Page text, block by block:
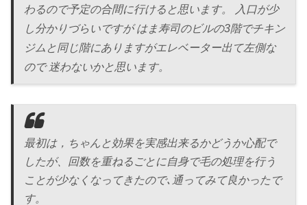
わるので予定の合間に行けると思います。 入口が少
し分かりづらいですが はま寿司のビルの3階でチキン
ジムと同じ階にありますがエレベーター出て左側な
ので 迷わないかと思います。
最初は，ちゃんと効果を実感出来るかどうか心配で
したが、回数を重ねるごとに自身で毛の処理を行う
ことが少なくなってきたので､通ってみて良かったで
す。